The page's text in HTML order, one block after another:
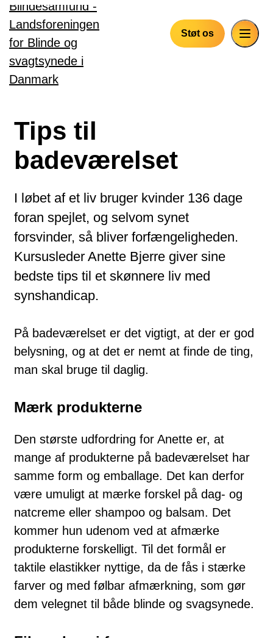
Gå til hovedindhold
Støt os
Tips til
badeværelset
I løbet af et liv bruger kvinder 136 dage
foran spejlet, og selvom synet
forsvinder, så bliver forfængeligheden.
Kursusleder Anette Bjerre giver sine
bedste tips til et skønnere liv med
synshandicap.
På badeværelset er det vigtigt, at der er god
belysning, og at det er nemt at finde de ting,
man skal bruge til daglig.
Mærk produkterne
Den største udfordring for Anette er, at
mange af produkterne på badeværelset har
samme form og emballage. Det kan derfor
være umuligt at mærke forskel på dag- og
natcreme eller shampoo og balsam. Det
kommer hun udenom ved at afmærke
produkterne forskelligt. Til det formål er
taktile elastikker nyttige, da de fås i stærke
farver og med følbar afmærkning, som gør
dem velegnet til både blinde og svagsynede.